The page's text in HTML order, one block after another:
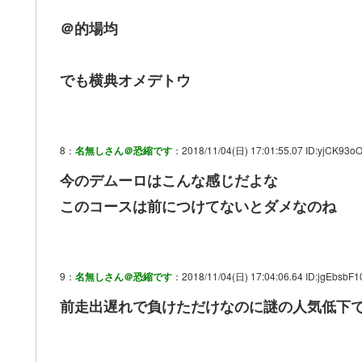
＠的場均
でも横典オメデトウ
8： 名無しさん＠恐縮です ：2018/11/04(日) 17:01:55.07
今のデムーロはこんな感じだよな
このコースは前につけてないとダメなのね
9： 名無しさん＠恐縮です ：2018/11/04(日) 17:04:06.64
前走出遅れで負けただけなのに謎の人気低下